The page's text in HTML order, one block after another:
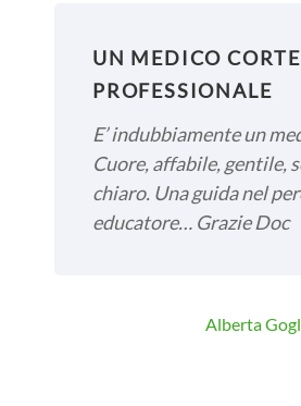
UN MEDICO
PROFESSIONALE
E’ indubbiamente un
Cuore, affabile, gentile,
chiaro. Una guida nel
educatore… Grazie Doc
Alberta